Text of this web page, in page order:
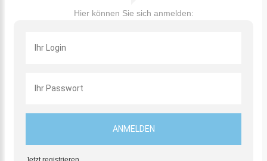
Hier können Sie sich anmelden: